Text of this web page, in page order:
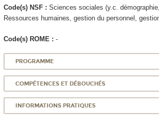
Code(s) NSF : Sciences sociales (y.c.
Ressources humaines, gestion du personnel,
Code(s) ROME : -
PROGRAMME
COMPÉTENCES ET DÉBOUCHÉS
INFORMATIONS PRATIQUES